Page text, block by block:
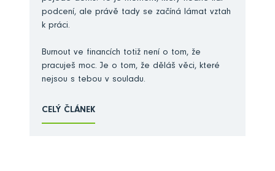
podcení, ale právě tady se začíná lámat vztah
k práci.
Burnout ve financích totiž není o tom, že
pracuješ moc. Je o tom, že děláš věci, které
nejsou s tebou v souladu.
CELÝ ČLÁNEK